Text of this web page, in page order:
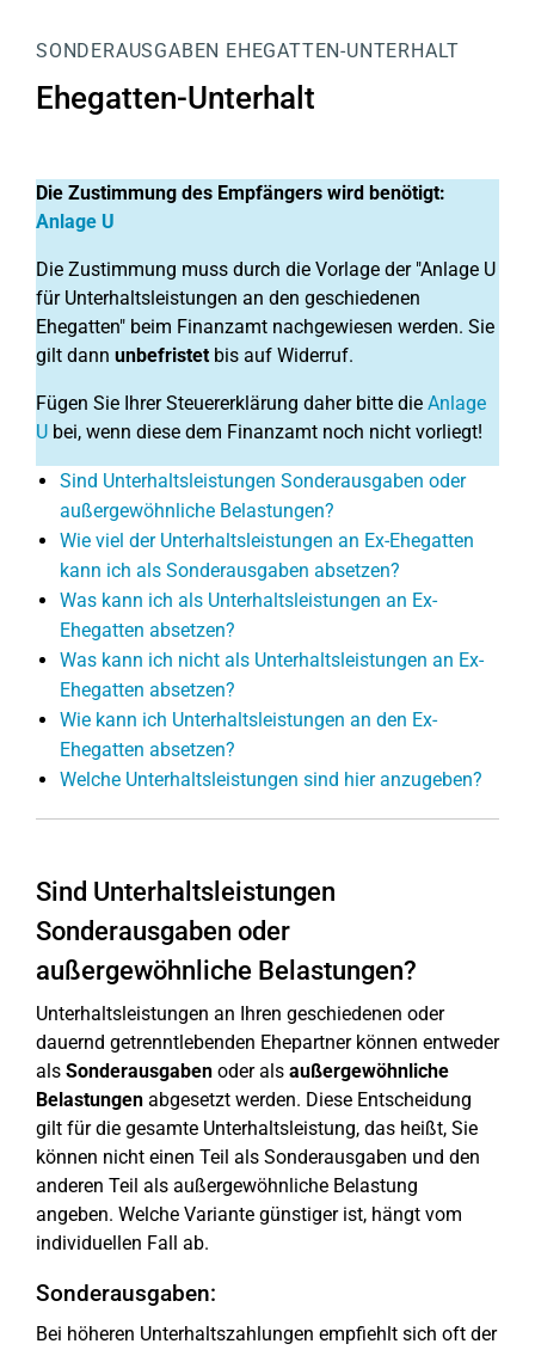
SONDERAUSGABEN EHEGATTEN-UNTERHALT
Ehegatten-Unterhalt
Die Zustimmung des Empfängers wird benötigt:
Anlage U
Die Zustimmung muss durch die Vorlage der "Anlage U
für Unterhaltsleistungen an den geschiedenen
Ehegatten" beim Finanzamt nachgewiesen werden. Sie
gilt dann unbefristetbis auf Widerruf.
Fügen Sie Ihrer Steuererklärung daher bitte die Anlage
U bei, wenn diese dem Finanzamt noch nicht vorliegt!
Sind Unterhaltsleistungen Sonderausgaben oder
außergewöhnliche Belastungen?
Wie viel der Unterhaltsleistungen an Ex-Ehegatten
kann ich als Sonderausgaben absetzen?
Was kann ich als Unterhaltsleistungen an Ex-
Ehegatten absetzen?
Was kann ich nicht als Unterhaltsleistungen an Ex-
Ehegatten absetzen?
Wie kann ich Unterhaltsleistungen an den Ex-
Ehegatten absetzen?
Welche Unterhaltsleistungen sind hier anzugeben?
Sind Unterhaltsleistungen
Sonderausgaben oder
außergewöhnliche Belastungen?
Unterhaltsleistungen an Ihren geschiedenen oder
dauernd getrenntlebenden Ehepartner können entweder
als Sonderausgaben oder als außergewöhnliche
Belastungen abgesetzt werden. Diese Entscheidung
gilt für die gesamte Unterhaltsleistung, das heißt, Sie
können nicht einen Teil als Sonderausgaben und den
anderen Teil als außergewöhnliche Belastung
angeben. Welche Variante günstiger ist, hängt vom
individuellen Fall ab.
Sonderausgaben:
Bei höheren Unterhaltszahlungen empfiehlt sich oft der